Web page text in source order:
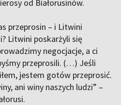
od Białorusinów.
przeprosin – i Litwini
Litwini poskarżyli się
negocjacje, a ci
przeprosili. (…) Jeśli
jestem gotów przeprosić.
ani winy naszych ludzi” –